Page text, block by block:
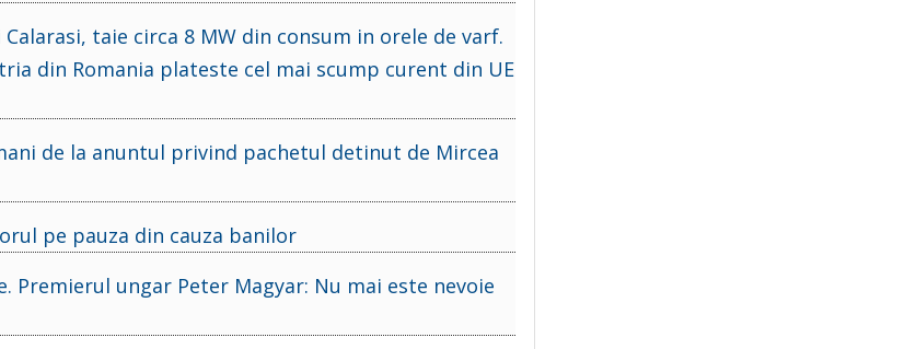
taie circa 8 MW din consum in orele de varf.
din Romania plateste cel mai scump curent din UE
de la anuntul privind pachetul detinut de Mircea
pe pauza din cauza banilor
Premierul ungar Peter Magyar: Nu mai este nevoie